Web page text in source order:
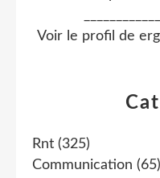
Rnt (325)
Communication (65)
Voir le profil de